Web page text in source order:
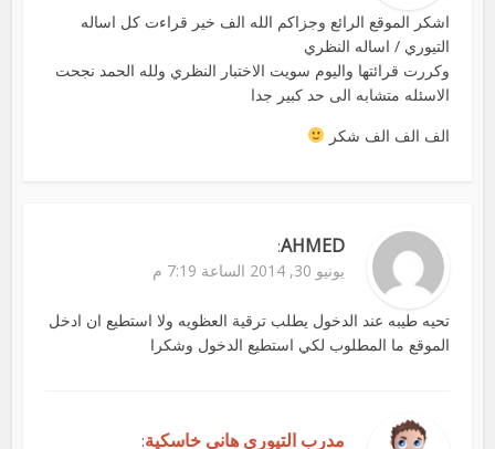
اشكر الموقع الرائع وجزاكم الله الف خير قراءت كل اساله
التيوري / اساله النظري
وكررت قرائتها واليوم سويت الاختبار النظري ولله الحمد نجحت
الاسئله متشابه الى حد كبير جدا
الف الف الف شكر
AHMED
:
يونيو 30, 2014 الساعة 7:19 م
تحيه طيبه عند الدخول يطلب ترقية العظويه ولا استطيع ان ادخل
الموقع ما المطلوب لكي استطيع الدخول وشكرا
مدرب التيوري هاني خاسكية: